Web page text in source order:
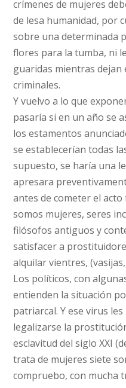
crímenes de mujeres
de lesa humanidad, por
sobre una determinada
flores para la tumba, ni
guaridas mientras dejan
criminales.
Y vuelvo a lo que
pasaría si en un año se
los estamentos
se establecerían todas
supuesto, se haría una
apresara
antes de cometer el
somos mujeres, seres
filósofos antiguos y
satisfacer a
alquilar vientres,
Los políticos, con
entienden la situación
patriarcal. Y ese virus
legalizarse la
esclavitud del siglo XXI
trata de mujeres siete
compruebo, con mucha